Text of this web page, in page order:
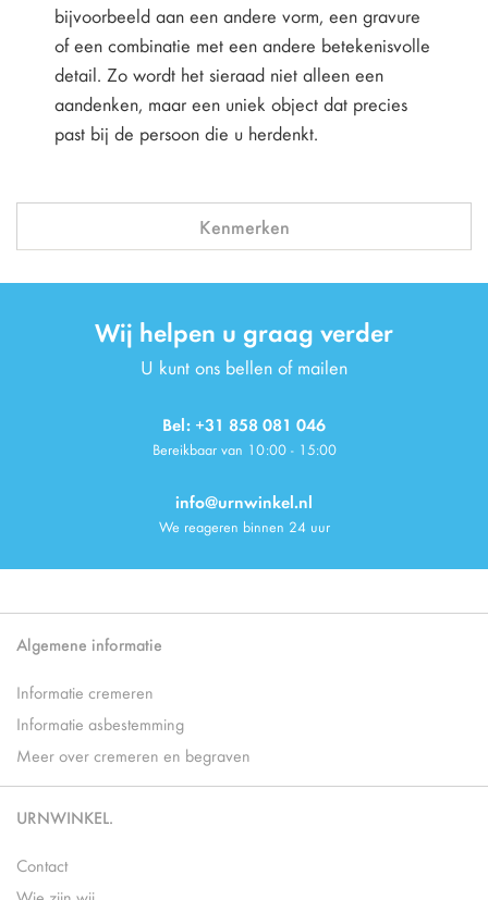
bijvoorbeeld aan een andere vorm, een gravure
of een combinatie met een andere betekenisvolle
detail. Zo wordt het sieraad niet alleen een
aandenken, maar een uniek object dat precies
past bij de persoon die u herdenkt.
Kenmerken
Wij helpen u graag verder
U kunt ons bellen of mailen
Bel: +31 858 081 046
Bereikbaar van 10:00 - 15:00
info@urnwinkel.nl
We reageren binnen 24 uur
Algemene informatie
Informatie cremeren
Informatie asbestemming
Meer over cremeren en begraven
URNWINKEL.
Contact